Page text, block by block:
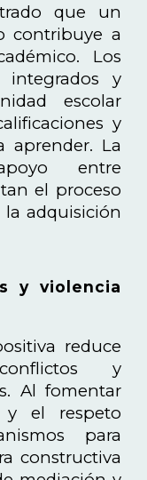
que un
contribuye a
Los
y
escolar
y
aprender. La
entre
el proceso
adquisición
y violencia
reduce
y
Al fomentar
y el respeto
para
constructiva